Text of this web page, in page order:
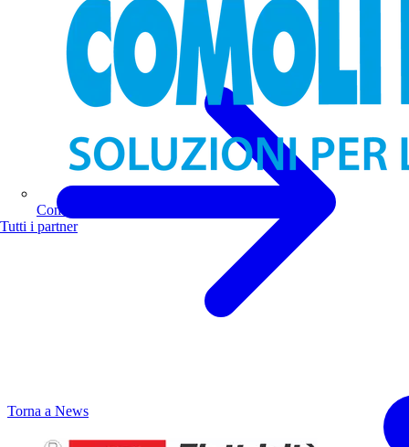
Comoli Ferrari
Tutti i partner
Torna a News